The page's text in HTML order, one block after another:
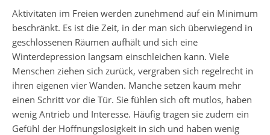
Aktivitäten im Freien werden zunehmend auf ein Minimum
beschränkt. Es ist die Zeit, in der man sich überwiegend in
geschlossenen Räumen aufhält und sich eine
Winterdepression langsam einschleichen kann. Viele
Menschen ziehen sich zurück, vergraben sich regelrecht in
ihren eigenen vier Wänden. Manche setzen kaum mehr
einen Schritt vor die Tür. Sie fühlen sich oft mutlos, haben
wenig Antrieb und Interesse. Häufig tragen sie zudem ein
Gefühl der Hoffnungslosigkeit in sich und haben wenig